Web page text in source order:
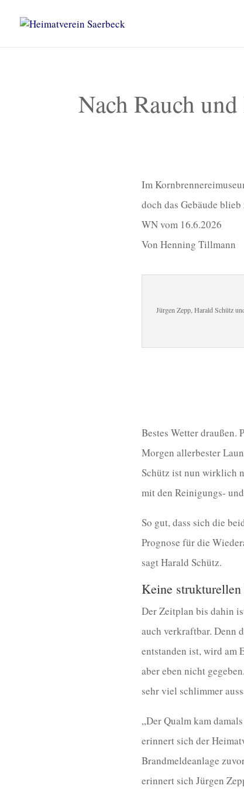
Nach Rauch
Im
doch das Gebäude
WN vom 16.6.2026
Von Henning Tillmann
Jürgen Zepp, Harald Schütz
Bestes Wetter draußen.
Morgen allerbester
Schütz ist nun wirklich
mit den Reinigungs-
So gut, dass sich die
Prognose für die
sagt Harald Schütz.
Keine strukturellen
Der Zeitplan bis dahin
auch verkraftbar. Denn
entstanden ist, wird am
aber eben nicht
sehr viel schlimmer
„Der Qualm kam
erinnert sich der
Brandmeldeanlage
erinnert sich Jürgen